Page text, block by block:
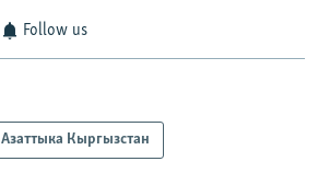
Follow us
Кыргызстан